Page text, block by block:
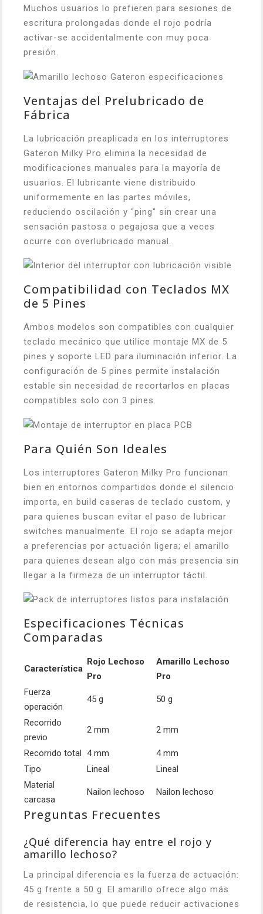
Muchos usuarios lo prefieren para sesiones de
escritura prolongadas donde el rojo podría
activar-se accidentalmente con muy poca
presión.
Ventajas del Prelubricado de
Fábrica
La lubricación preaplicada en los interruptores
Gateron Milky Pro elimina la necesidad de
modificaciones manuales para la mayoría de
usuarios. El lubricante viene distribuido
uniformemente en las partes móviles,
reduciendo oscilación y "ping" sin crear una
sensación pastosa o pegajosa que a veces
ocurre con overlubricado manual.
Compatibilidad con Teclados MX
de 5 Pines
Ambos modelos son compatibles con cualquier
teclado mecánico que utilice montaje MX de 5
pines y soporte LED para iluminación inferior. La
configuración de 5 pines permite instalación
estable sin necesidad de recortarlos en placas
compatibles solo con 3 pines.
Para Quién Son Ideales
Los interruptores Gateron Milky Pro funcionan
bien en entornos compartidos donde el silencio
importa, en build caseras de teclado custom, y
para quienes buscan evitar el paso de lubricar
switches manualmente. El rojo se adapta mejor
a preferencias por actuación ligera; el amarillo
para quienes desean algo con más presencia sin
llegar a la firmeza de un interruptor táctil.
Especificaciones Técnicas
Comparadas
Característica
Rojo Lechoso
Pro
Amarillo Lechoso
Pro
Fuerza
operación
45 g 50 g
Recorrido
previo
2 mm 2 mm
Recorrido total 4 mm
4 mm
Tipo
Lineal
Lineal
Material
carcasa
Nailon lechoso Nailon lechoso
Preguntas Frecuentes
¿Qué diferencia hay entre el rojo y
amarillo lechoso?
La principal diferencia es la fuerza de actuación:
45 g frente a 50 g. El amarillo ofrece algo más
de resistencia, lo que puede reducir activaciones